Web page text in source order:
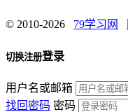
© 2010-2026 79学习网
切换注册登录
用户名或邮箱
找回密码 密码